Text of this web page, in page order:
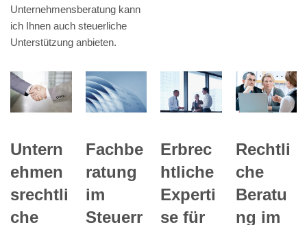
Unternehmensberatung kann
ich Ihnen auch steuerliche
Unterstützung anbieten.
Untern
ehmen
srechtli
che
Fachbe
ratung
im
Steuerr
Erbrec
htliche
Experti
se für
Rechtli
che
Beratu
ng im